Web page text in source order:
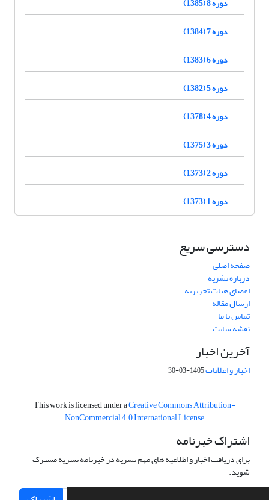
دوره 7 (1384)
دوره 6 (1383)
دوره 5 (1382)
دوره 4 (1378)
دوره 3 (1375)
دوره 2 (1373)
دوره 1 (1373)
دسترسی سریع
صفحه اصلی
درباره نشریه
اعضای هیات تحریریه
ارسال مقاله
تماس با ما
نقشه سایت
آخرین اخبار
اخبار و اعلانات1405-03-30
This work is licensed under aCreative Commons Attribution-
NonCommercial 4.0 International License
اشتراک خبرنامه
برای دریافت اخبار و اطلاعیه های مهم نشریه در خبرنامه نشریه مشترک
شوید.